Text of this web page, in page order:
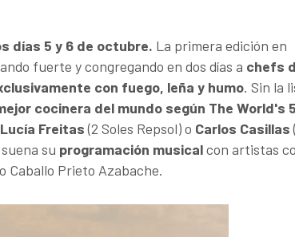
días 5 y 6 de octubre. La primera edición en
fuerte y congregando en dos días a chefs
con fuego, leña y humo. Sin la
cocinera del mundo según The World's
Lucía Freitas(2 Soles Repsol) o Carlos Casillas
su programación musicalcon artistas
Caballo Prieto Azabache.